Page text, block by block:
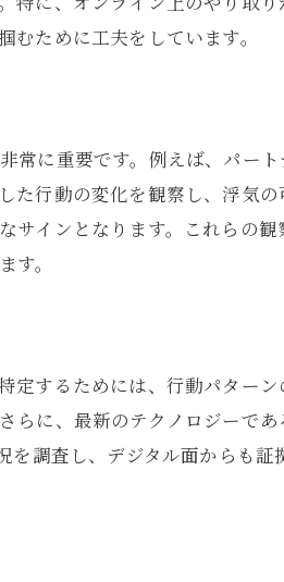
証拠集め
ために工夫をしています。
常に重要です。例えば、パー
行動の変化を観察し、浮気
サインとなります。これらの
。
定するためには、行動パター
に、最新のテクノロジーであ
調査し、デジタル面からも証